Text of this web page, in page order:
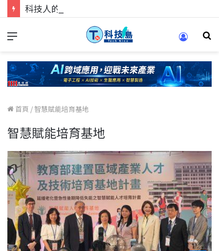
首頁 / 智慧賦能培育基地
智慧賦能培育基地